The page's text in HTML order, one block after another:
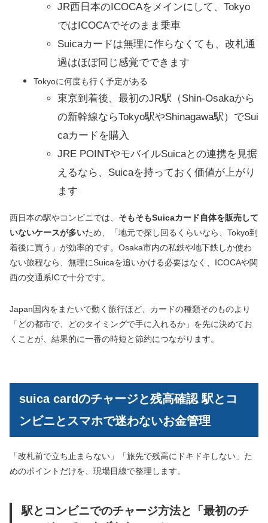
JR西日本のICOCAをメインにして、Tokyo
ではICOCAでそのまま乗車
Suicaカードは無理に作らなくても、改札通
過はほぼ同じ感覚でできます
Tokyoに何度も行く予定がある
東京到着後、最初のJR駅（Shin-Osakaから
の新幹線ならTokyo駅やShinagawa駅）でSui
caカードを購入
JRE POINTやモバイルSuicaとの連携を見据
えるなら、Suicaを持っておく価値が上がり
ます
西日本の駅やコンビニでは、 そもそもSuicaカード自体を販売して
いないケースが多いため、「地元で探し回るくらいなら、Tokyo到
着後に買う」が効率的です。Osaka市内の私鉄や地下鉄しか使わ
ない旅程なら、無理にSuicaを追いかける必要はなく、ICOCAや関
西の交通系ICで十分です。
Japan国内をまたいで動く旅行ほど、カードの種類そのものより
「どの都市で、どのタイミングで手に入れるか」を先に決めてお
くことが、結果的に一番の時短と節約につながります。
suica cardのチャージと残高確認 駅とコ
ンビニとスマホで迷わないお金管理
「改札前で立ち止まらない」「旅先で残高にドキドキしない」た
めのポイントだけを、現場目線で整理します。
駅とコンビニでのチャージ方法と「最初のチ